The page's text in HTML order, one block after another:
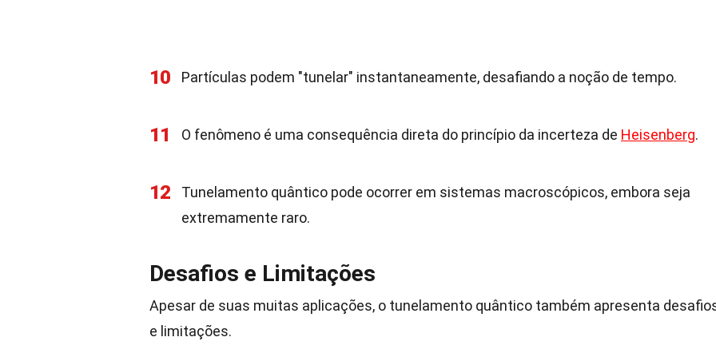
10 Partículas podem "tunelar" instantaneamente, desafiando a noção de tempo.
11 O fenômeno é uma consequência direta do princípio da incerteza de Heisenberg.
12
Tunelamento quântico pode ocorrer em sistemas macroscópicos, embora seja
extremamente raro.
Desafios e Limitações
Apesar de suas muitas aplicações, o tunelamento quântico também apresenta
e limitações.